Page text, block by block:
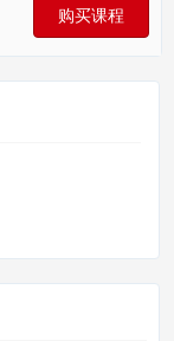
购买课程